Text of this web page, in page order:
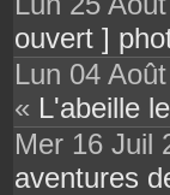
ouvert ]
Lun 04
« L'abeille
Mer 16 Juil
aventures